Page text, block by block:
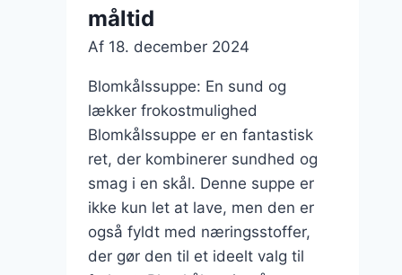
måltid
Af 18. december 2024
Blomkålssuppe: En sund og
lækker frokostmulighed
Blomkålssuppe er en fantastisk
ret, der kombinerer sundhed og
smag i en skål. Denne suppe er
ikke kun let at lave, men den er
også fyldt med næringsstoffer,
der gør den til et ideelt valg til